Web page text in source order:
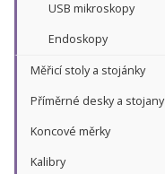
USB mikroskopy
Endoskopy
Měřicí stoly a stojánky
Příměrné desky a stojany
Koncové měrky
Kalibry